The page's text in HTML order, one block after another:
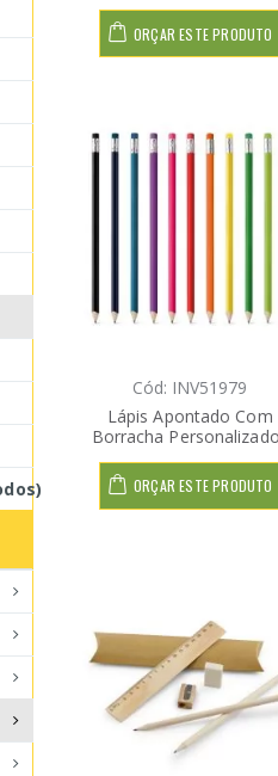
ORÇAR ESTE PRODUTO
Cód: INV51979
Lápis Apontado Com
Borracha
ORÇAR ESTE PRODUTO